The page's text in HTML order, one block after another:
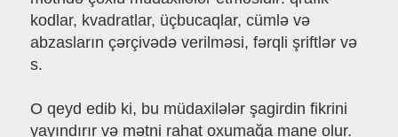
kodlar, kvadratlar, üçbucaqlar, cümlə və
abzasların çərçivədə verilməsi, fərqli şriftlər və
s.
O qeyd edib ki, bu müdaxilələr şagirdin fikrini
yayındırır və mətni rahat oxumağa mane olur.